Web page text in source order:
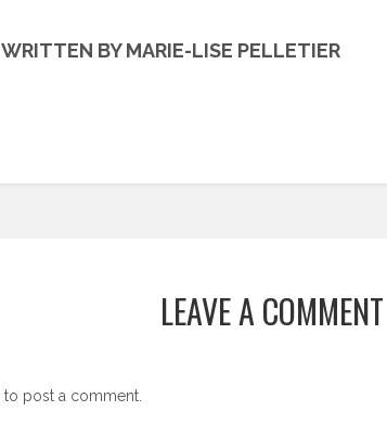
WRITTEN BY MARIE-LISE PELLETIER
LEAVE A COMMENT
to post a comment.